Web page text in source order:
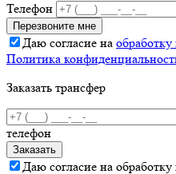
Телефон
Даю согласие на
Политика
Заказать трансфер
телефон
Даю согласие на